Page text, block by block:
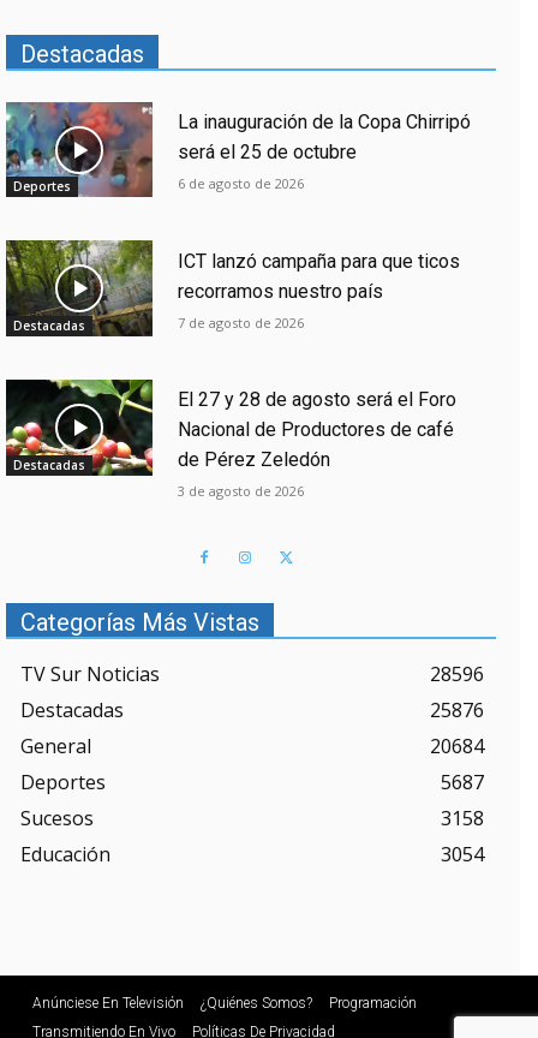
Destacadas
Deportes
La inauguración de la Copa Chirripó
será el 25 de octubre
6 de agosto de 2026
Destacadas
ICT lanzó campaña para que ticos
recorramos nuestro país
7 de agosto de 2026
Destacadas
El 27 y 28 de agosto será el Foro
Nacional de Productores de café
de Pérez Zeledón
3 de agosto de 2026
Categorías Más Vistas
TV Sur Noticias
28596
Destacadas
25876
General
20684
Deportes
5687
Sucesos
3158
Educación
3054
Anúnciese En Televisión ¿Quiénes Somos?
Programación
Transmitiendo En Vivo
Políticas De Privacidad